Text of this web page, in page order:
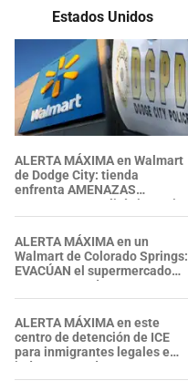
Estados Unidos
ALERTA MÁXIMA en Walmart
de Dodge City: tienda
enfrenta AMENAZAS
VIOLENTAS y policía investiga
ALERTA MÁXIMA en un
Walmart de Colorado Springs:
EVACÚAN el supermercado
tras reportes de ARDOR EN LA
GARGANTA. ¿Qué pasó?
ALERTA MÁXIMA en este
centro de detención de ICE
para inmigrantes legales e
indocumentados en EE. UU.:
SALVADOREÑO falleció tras